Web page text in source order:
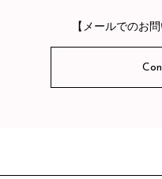
【メールでのお